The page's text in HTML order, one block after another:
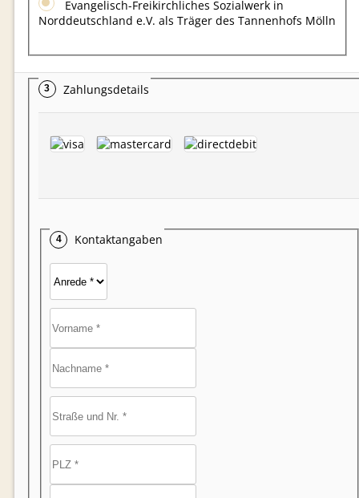
Evangelisch-Freikirchliches Sozialwerk in
Norddeutschland e.V. als Träger des Tannenhofs Mölln
Zahlungsdetails
Kontaktangaben